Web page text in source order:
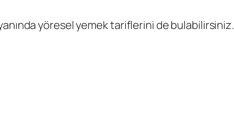
yöresel yemek tariflerini de bulabilirsiniz.